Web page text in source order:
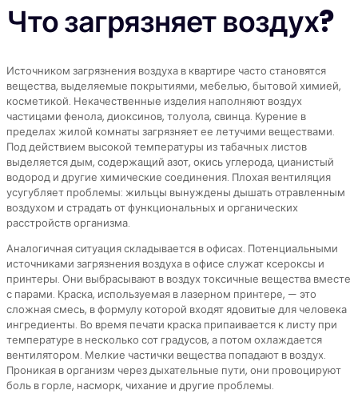
Что загрязняет воздух?
Источником загрязнения воздуха в квартире часто становятся
вещества, выделяемые покрытиями, мебелью, бытовой химией,
косметикой. Некачественные изделия наполняют воздух
частицами фенола, диоксинов, толуола, свинца. Курение в
пределах жилой комнаты загрязняет ее летучими веществами.
Под действием высокой температуры из табачных листов
выделяется дым, содержащий азот, окись углерода, цианистый
водород и другие химические соединения. Плохая вентиляция
усугубляет проблемы: жильцы вынуждены дышать отравленным
воздухом и страдать от функциональных и органических
расстройств организма.
Аналогичная ситуация складывается в офисах. Потенциальными
источниками загрязнения воздуха в офисе служат ксероксы и
принтеры. Они выбрасывают в воздух токсичные вещества вместе
с парами. Краска, используемая в лазерном принтере, — это
сложная смесь, в формулу которой входят ядовитые для человека
ингредиенты. Во время печати краска припаивается к листу при
температуре в несколько сот градусов, а потом охлаждается
вентилятором. Мелкие частички вещества попадают в воздух.
Проникая в организм через дыхательные пути, они провоцируют
боль в горле, насморк, чихание и другие проблемы.